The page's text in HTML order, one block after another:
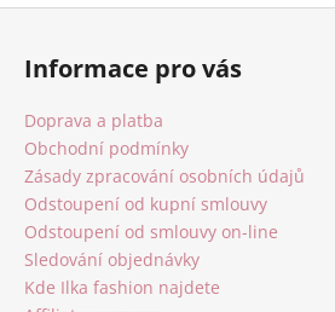
Z
Informace pro vás
Doprava a platba
Obchodní podmínky
Zásady zpracování osobních údajů
Odstoupení od kupní smlouvy
Odstoupení od smlouvy on-line
Sledování objednávky
Kde Ilka fashion najdete